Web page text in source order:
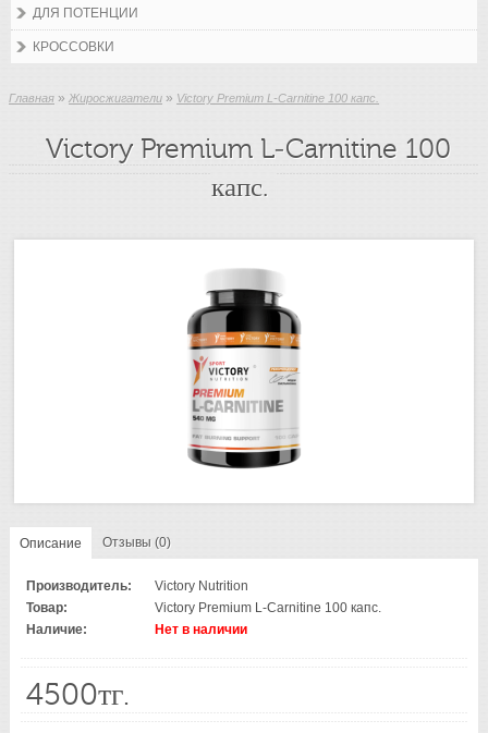
ДЛЯ ПОТЕНЦИИ
КРОССОВКИ
Главная » Жиросжигатели » Victory Premium L-Carnitine 100 капс.
Victory Premium L-Carnitine 100
капс.
Описание Отзывы (0)
Производитель:
Victory Nutrition
Товар:
Victory Premium L-Carnitine 100 капс.
Наличие:
Нет в наличии
4500тг.